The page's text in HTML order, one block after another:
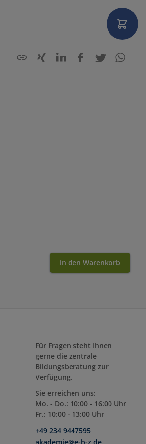
in den Warenkorb
Für Fragen steht Ihnen
gerne die zentrale
Bildungsberatung zur
Verfügung.
Sie erreichen uns:
Mo. - Do.: 10:00 - 16:00 Uhr
Fr.: 10:00 - 13:00 Uhr
+49 234 9447595
akademie@e-b-z.de